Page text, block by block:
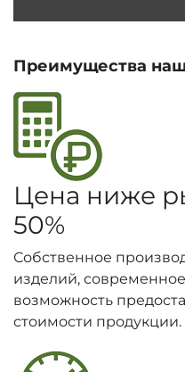
Преимущества
Цена ниже
50%
Собственное
изделий,
возможность
стоимости продукции.